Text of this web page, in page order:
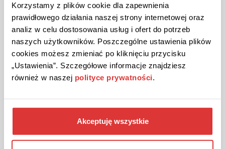
Korzystamy z plików cookie dla zapewnienia
prawidłowego działania naszej strony internetowej oraz
analiz w celu dostosowania usług i ofert do potrzeb
naszych użytkowników. Poszczególne ustawienia plików
cookies możesz zmieniać po kliknięciu przycisku
„Ustawienia”. Szczegółowe informacje znajdziesz
również w naszej polityce prywatności.
Akceptuję wszystkie
Sonderangeboten bei Buffkönnen Sie die Kosten
für Ihre Einkäufe erheblich reduzieren und hohe
Qualität zu einem erschwinglichen Preis genießen.
Deshalb ermutigen wir Sie, dieRabatteauf unserem
Portal im Auge zu behalten.
Wie kann ich bei Buff gekaufte
Wenn das Produkt, das Sie bei Buff bestellt haben,
nicht Ihren Erwartungen entsprochen hat, können Sie
es innerhalb von 30 Tagen nach Erhalt des Pakets